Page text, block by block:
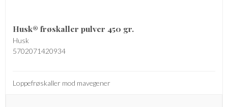
Husk® frøskaller pulver 450 gr.
Husk
5702071420934
Loppefrøskaller mod mavegener